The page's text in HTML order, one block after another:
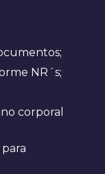
NR´s;
corporal